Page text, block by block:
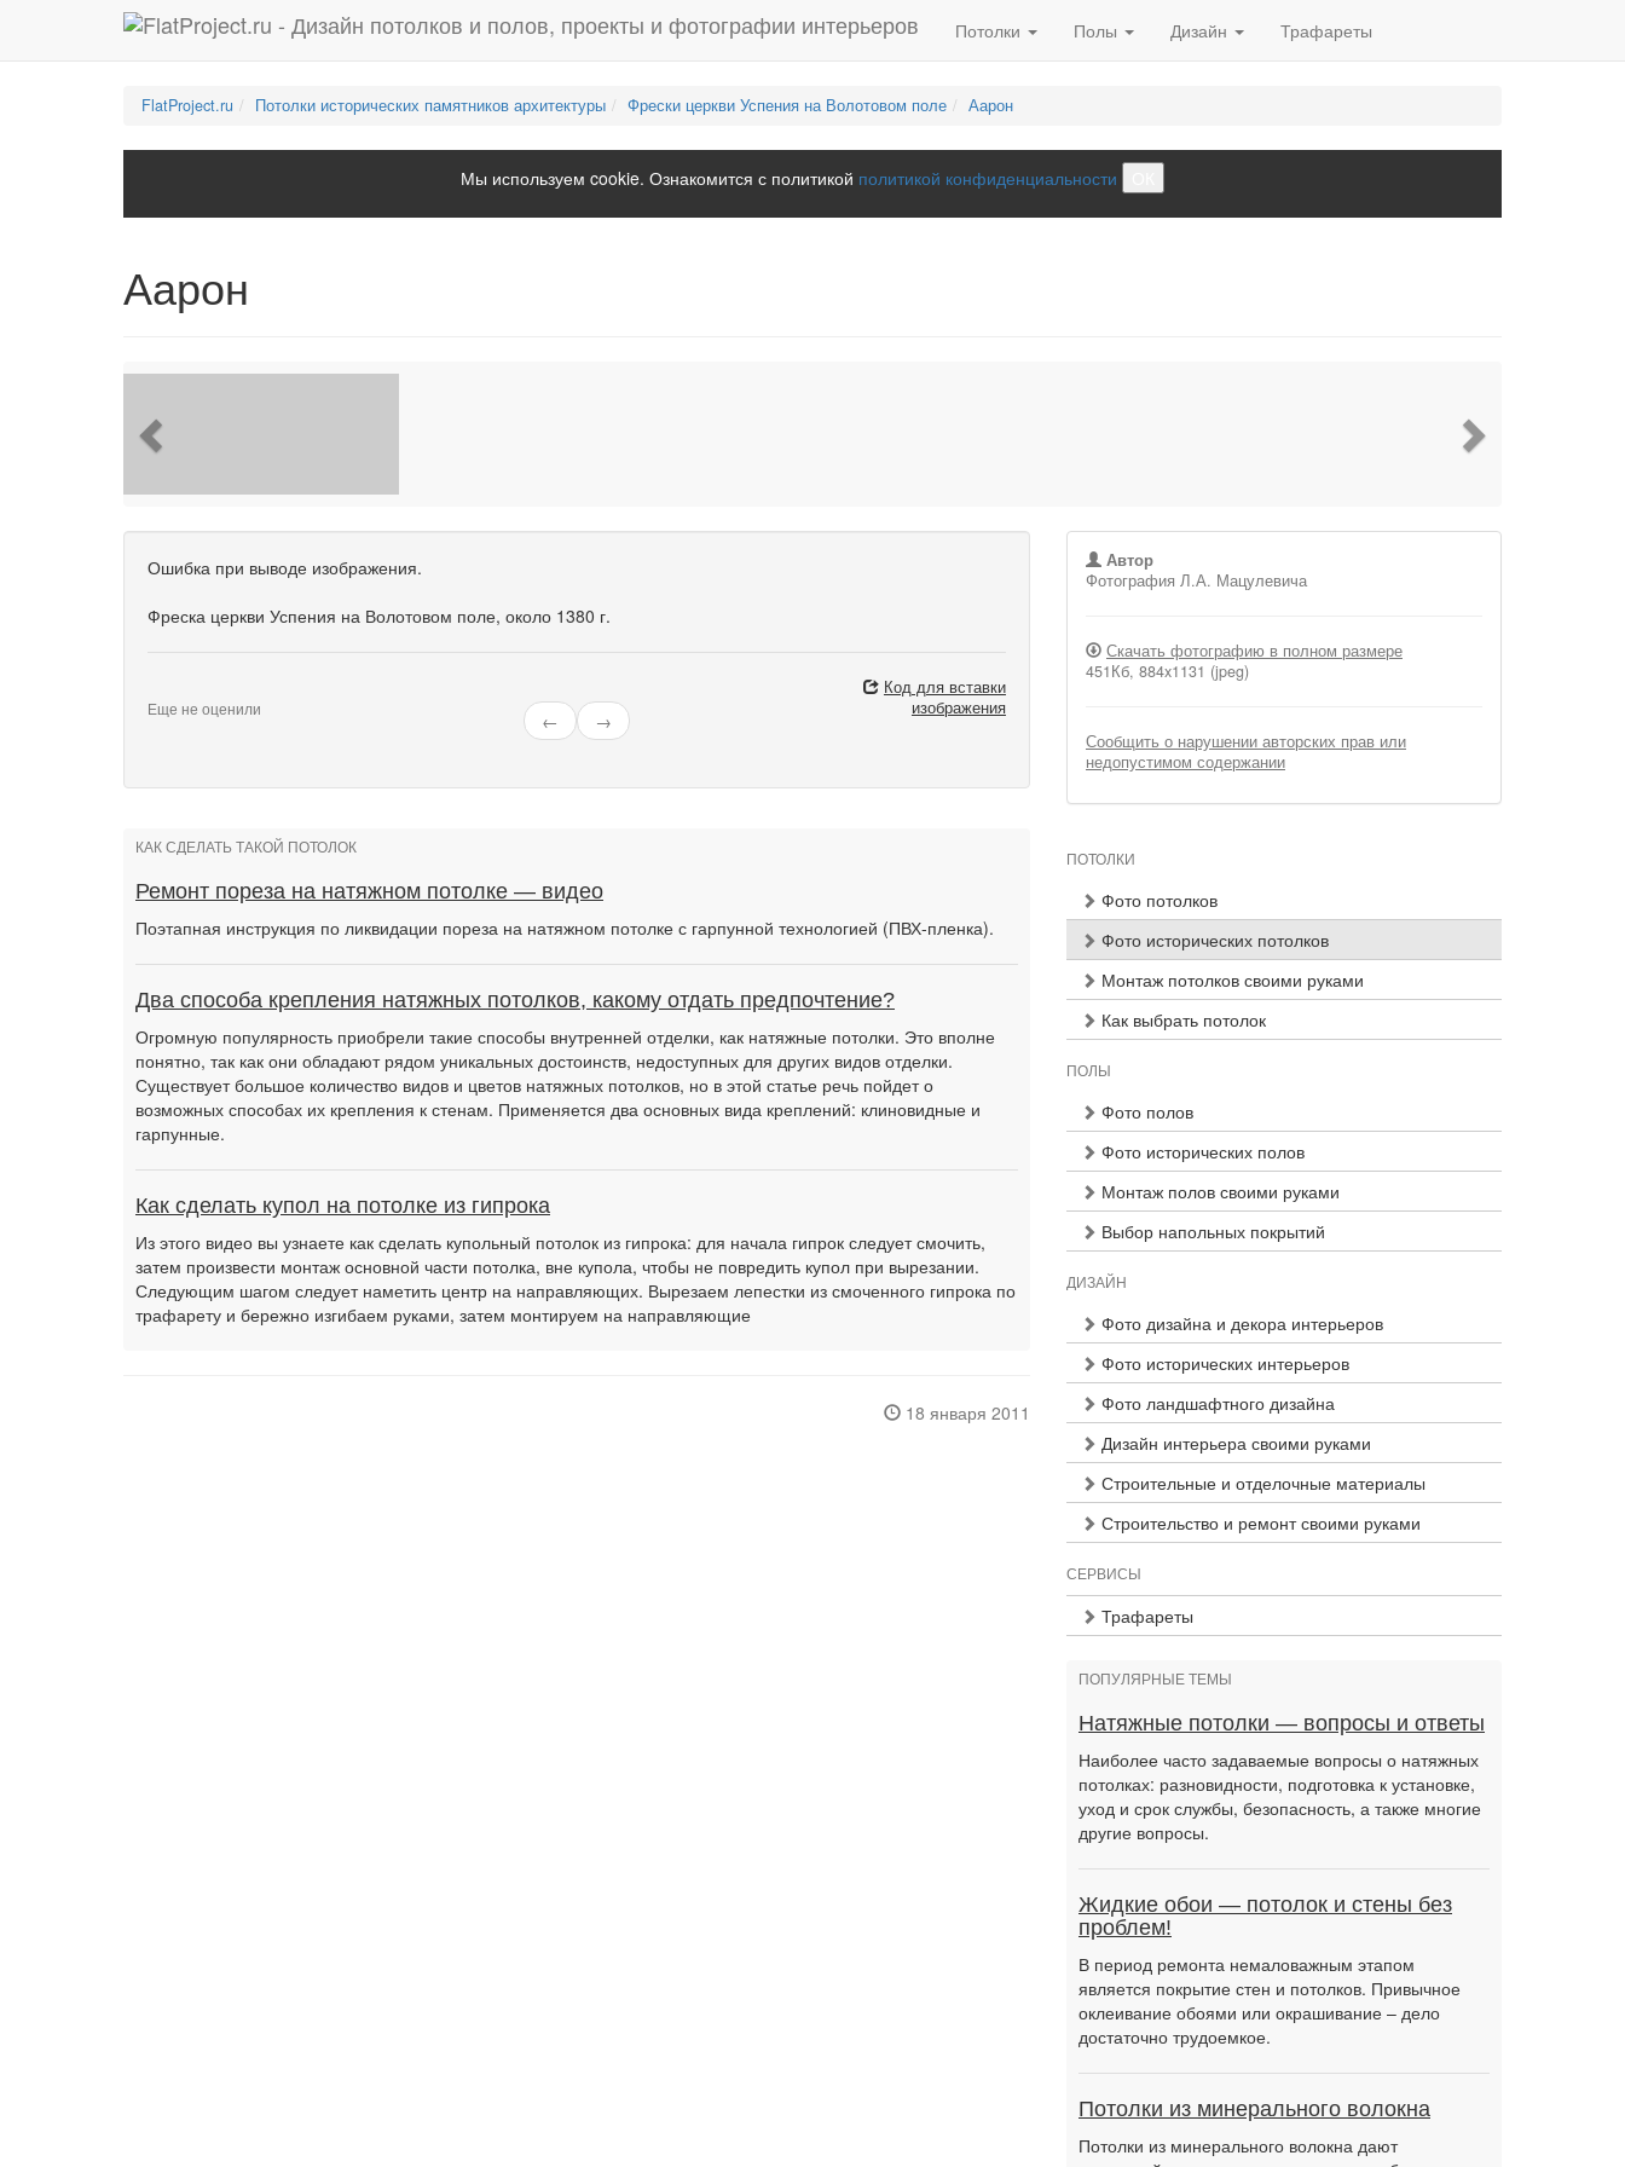
Потолки Полы Дизайн Трафареты
FlatProject.ru Потолки исторических памятников архитектуры Фрески церкви Успения на Волотовом поле Аарон
Мы используем cookie. Ознакомится с политикой политикой конфиденциальности
Аарон
Ошибка при выводе изображения.
Фреска церкви Успения на Волотовом поле, около 1380 г.
Еще не оценили
← →
Код для вставки
изображения
Автор
Фотография Л.А. Мацулевича
Скачать фотографию в полном размере
451Кб, 884x1131 (jpeg)
Сообщить о нарушении авторских прав или
недопустимом содержании
КАК СДЕЛАТЬ ТАКОЙ ПОТОЛОК
Ремонт пореза на натяжном потолке — видео
Поэтапная инструкция по ликвидации пореза на натяжном потолке с гарпунной технологией (ПВХ-пленка).
Два способа крепления натяжных потолков, какому отдать предпочтение?
Огромную популярность приобрели такие способы внутренней отделки, как натяжные потолки. Это вполне
понятно, так как они обладают рядом уникальных достоинств, недоступных для других видов отделки.
Существует большое количество видов и цветов натяжных потолков, но в этой статье речь пойдет о
возможных способах их крепления к стенам. Применяется два основных вида креплений: клиновидные и
гарпунные.
Как сделать купол на потолке из гипрока
Из этого видео вы узнаете как сделать купольный потолок из гипрока: для начала гипрок следует смочить,
затем произвести монтаж основной части потолка, вне купола, чтобы не повредить купол при вырезании.
Следующим шагом следует наметить центр на направляющих. Вырезаем лепестки из смоченного гипрока по
трафарету и бережно изгибаем руками, затем монтируем на направляющие
18 января 2011
ПОТОЛКИ
Фото потолков
Фото исторических потолков
Монтаж потолков своими руками
Как выбрать потолок
ПОЛЫ
Фото полов
Фото исторических полов
Монтаж полов своими руками
Выбор напольных покрытий
ДИЗАЙН
Фото дизайна и декора интерьеров
Фото исторических интерьеров
Фото ландшафтного дизайна
Дизайн интерьера своими руками
Строительные и отделочные материалы
Строительство и ремонт своими руками
СЕРВИСЫ
Трафареты
ПОПУЛЯРНЫЕ ТЕМЫ
Натяжные потолки — вопросы и ответы
Наиболее часто задаваемые вопросы о натяжных
потолках: разновидности, подготовка к установке,
уход и срок службы, безопасность, а также многие
другие вопросы.
Жидкие обои — потолок и стены без
проблем!
В период ремонта немаловажным этапом
является покрытие стен и потолков. Привычное
оклеивание обоями или окрашивание – дело
достаточно трудоемкое.
Потолки из минерального волокна
Потолки из минерального волокна дают